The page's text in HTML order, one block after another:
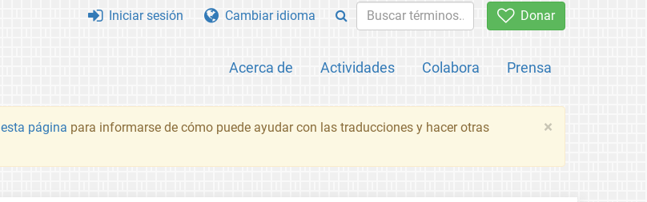
Donar
Acerca de Actividades Colabora Prensa
Iniciar sesión Cambiar idioma
×
esta página para informarse de cómo puede ayudar con las traducciones y hacer otras